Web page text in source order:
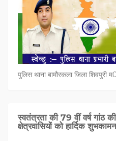
पुलिस थाना बामौरकला जिला शिवपुरी
स्वतंत्रता की 79 वीं वर्ष गांठ
क्षेत्रवासियों को हार्दिक